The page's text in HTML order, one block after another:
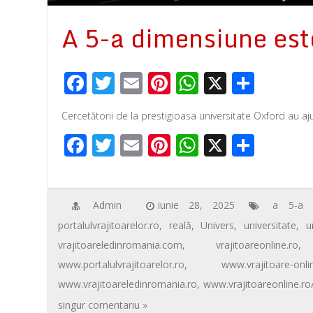
A 5-a dimensiune
F
ac
e
b
o
k
T
wi
tt
er
E
m
ail
Pi
nt
er
e
W
h
at
s
p
p
X
ar
ta
ă
Cercetătorii de la prestigioasa universitate Oxford au
F
e
b
o
o
k
T
tt
er
E
ail
Pi
er
e
st
W
at
s
A
p
X
ta
je
az
ă
Admin iunie 28, 2025 a 5-a
portalulvrajitoarelor.ro, reală, Univers, universitate,
vrajitoareledinromania.com, vrajitoareonline.ro
www.portalulvrajitoarelor.ro, www.vrajitoare-
www.vrajitoareledinromania.ro,
singur comentariu »